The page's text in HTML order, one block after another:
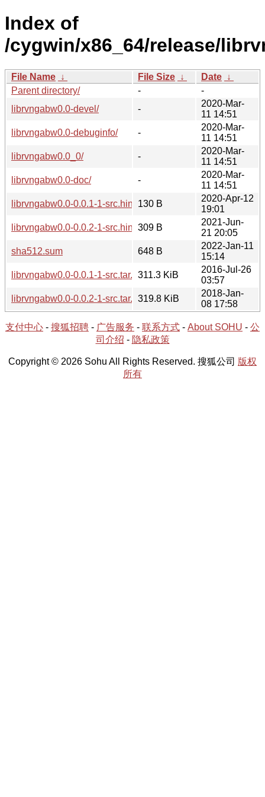
Index of
/cygwin/x86_64/release/
File Name ↓ File Size ↓ Date ↓
Parent directory/
-
-
librvngabw0.0-devel/
-
2020-Mar-
11 14:51
librvngabw0.0-debuginfo/
-
2020-Mar-
11 14:51
librvngabw0.0_0/
-
2020-Mar-
11 14:51
librvngabw0.0-doc/
-
2020-Mar-
11 14:51
librvngabw0.0-0.0.1-1-src.hint
130 B
2020-Apr-12
19:01
librvngabw0.0-0.0.2-1-src.hint 309 B
2021-Jun-
21 20:05
sha512.sum
648 B
2022-Jan-11
15:14
librvngabw0.0-0.0.1-1-src.tar.xz311.3 KiB
2016-Jul-26
03:57
librvngabw0.0-0.0.2-1-src.tar.xz319.8 KiB
2018-Jan-
08 17:58
支付中心 - 搜狐招聘 - 广告服务 - 联系方式 - About SOHU - 公
司介绍 - 隐私政策
Copyright © 2026 Sohu All Rights Reserved. 搜狐公司 版权
所有